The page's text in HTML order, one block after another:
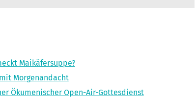
Maikäfersuppe?
Morgenandacht
Ökumenischer Open-Air-Gottesdienst